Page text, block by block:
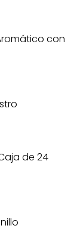
con
de 24